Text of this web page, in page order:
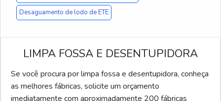
Desaguamento de lodo de ETE
LIMPA FOSSA E DESENTUPIDORA
Se você procura por limpa fossa e desentupidora, conheça
as melhores fábricas, solicite um orçamento
imediatamente com aproximadamente 200 fábricas